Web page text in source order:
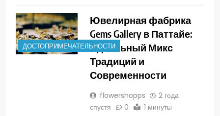
ДОСТОПРИМЕЧАТЕЛЬНОСТИ
Ювелирная фабрика
Gems Gallery в Паттайе:
Идеальный Микс
Традиций и
Современности
flowershopps
2 года
спустя
0 1 минуты